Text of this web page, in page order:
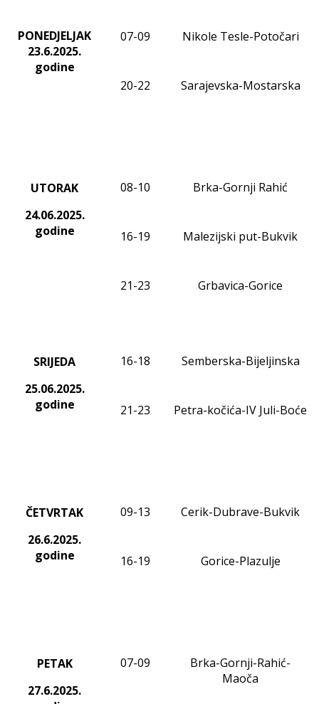
PONEDJELJAK
23.6.2025.
godine
07-09 Nikole Tesle-Potočari
20-22 Sarajevska-Mostarska
UTORAK
24.06.2025.
godine
08-10 Brka-Gornji Rahić
16-19 Malezijski put-Bukvik
21-23 Grbavica-Gorice
SRIJEDA
25.06.2025.
godine
16-18 Semberska-Bijeljinska
21-23 Petra-kočića-IV Juli-Boće
ČETVRTAK
26.6.2025.
godine
09-13 Cerik-Dubrave-Bukvik
16-19 Gorice-Plazulje
PETAK
27.6.2025.
07-09
Brka-Gornji-Rahić-
Maoča